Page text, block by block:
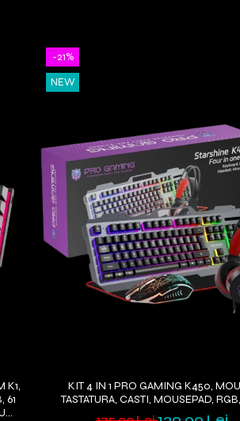
K1,
61
-21%
NEW
KIT 4 IN 1 PRO GAMING K450,
TASTATURA, CASTI, MOUSEPAD,